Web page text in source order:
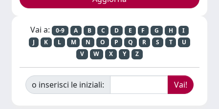
Vai a: 0-9 A B C D E F G H
I
J
K L M N O P Q R S T
U
V
W X Y Z
o inserisci le iniziali: